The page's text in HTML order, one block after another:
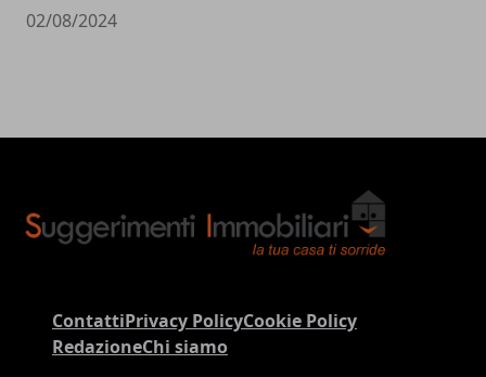
02/08/2024
ContattiPrivacy PolicyCookie Policy
RedazioneChi siamo